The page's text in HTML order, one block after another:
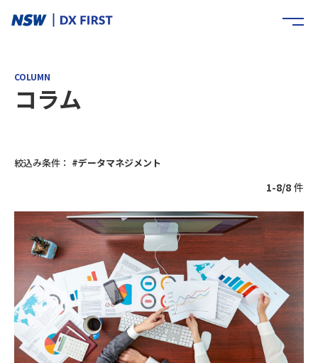
COLUMN
コラム
絞込み条件： #データマネジメント
1-8/8 件